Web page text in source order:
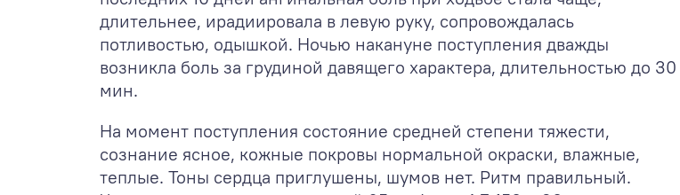
длительнее, ирадиировала в левую руку, сопровождалась
потливостью, одышкой. Ночью накануне поступления дважды
возникла боль за грудиной давящего характера, длительностью до 30
мин.
На момент поступления состояние средней степени тяжести,
сознание ясное, кожные покровы нормальной окраски, влажные,
теплые. Тоны сердца приглушены, шумов нет. Ритм правильный.